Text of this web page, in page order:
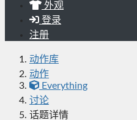
外观
登录
注册
动作库
动作
Everything
讨论
话题详情